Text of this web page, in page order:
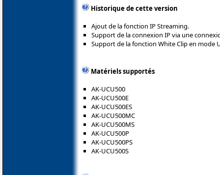
Historique de cette version
Ajout de la fonction IP Streaming.
Support de la connexion IP via une
Support de la fonction White Clip en mode
Matériels supportés
AK-UCU500
AK-UCU500E
AK-UCU500ES
AK-UCU500MC
AK-UCU500MS
AK-UCU500P
AK-UCU500PS
AK-UCU500S